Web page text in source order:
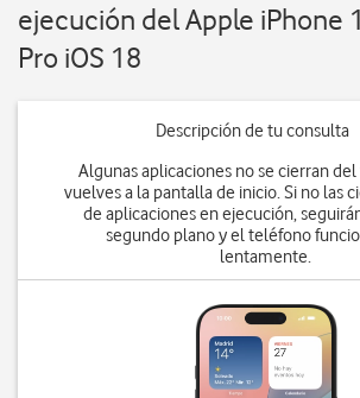
ejecución del Apple iPhone
Pro iOS 18
Descripción de tu consulta
Algunas aplicaciones no se cierran
vuelves a la pantalla de inicio. Si no las
de aplicaciones en ejecución,
segundo plano y el teléfono
lentamente.